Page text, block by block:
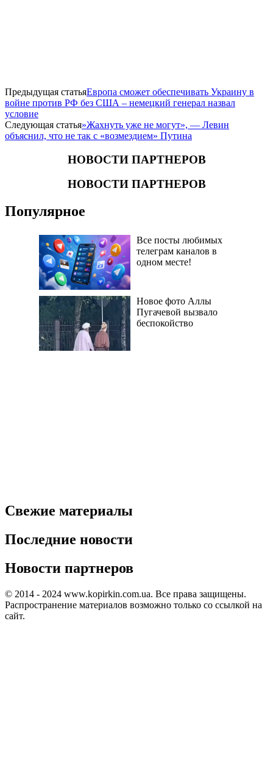
Предыдущая статьяЕвропа сможет обеспечивать Украину в
войне против РФ без США – немецкий генерал назвал
условие
Следующая статья​»Жахнуть уже не могут», — Левин
объяснил, что не так с «возмездием» Путина
НОВОСТИ ПАРТНЕРОВ
НОВОСТИ ПАРТНЕРОВ
Популярное
Все посты любимых
телеграм каналов в
одном месте!
Новое фото Аллы
Пугачевой вызвало
беспокойство
Свежие материалы
Последние новости
Новости партнеров
© 2014 - 2024 www.kopirkin.com.ua. Все права защищены.
Распространение материалов возможно только со ссылкой на
сайт.